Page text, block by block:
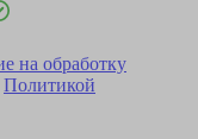
на обработку
Политикой